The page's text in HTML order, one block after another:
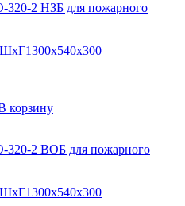
2 НЗБ для пожарного
1300х540х300
корзину
2 ВОБ для пожарного
1300х540х300